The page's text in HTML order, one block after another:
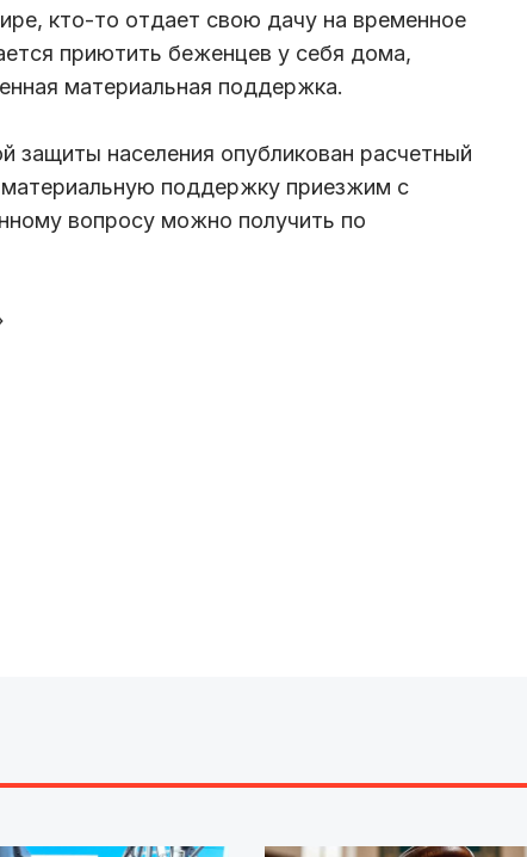
кто-то отдает свою дачу на временное
приютить беженцев у себя дома,
материальная поддержка.
защиты населения опубликован расчетный
поддержку приезжим с
вопросу можно получить по